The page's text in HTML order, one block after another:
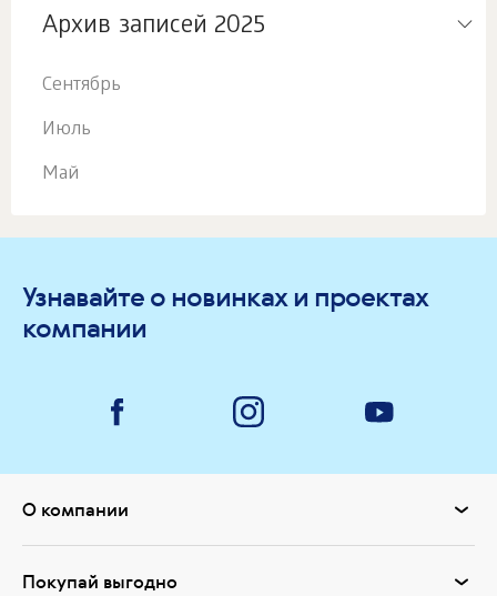
Архив записей 2025
Сентябрь
Июль
Май
Узнавайте о новинках и проектах
компании
О компании
Покупай выгодно